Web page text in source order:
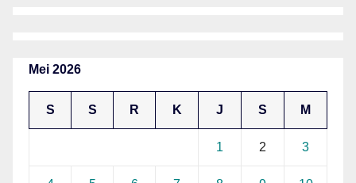
Mei 2026
S S R K J S M
1 2 3